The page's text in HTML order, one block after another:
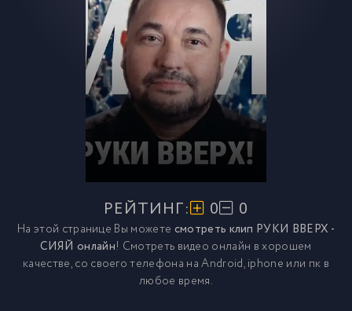
РЕЙТИНГ: 0 0
На этой странице Вы можете смотреть клип РУКИ ВВЕРХ -
СИЯЙ онлайн! Смотреть видео онлайн в хорошем
качестве, со своего телефона на Android, iphone или пк в
любое время.